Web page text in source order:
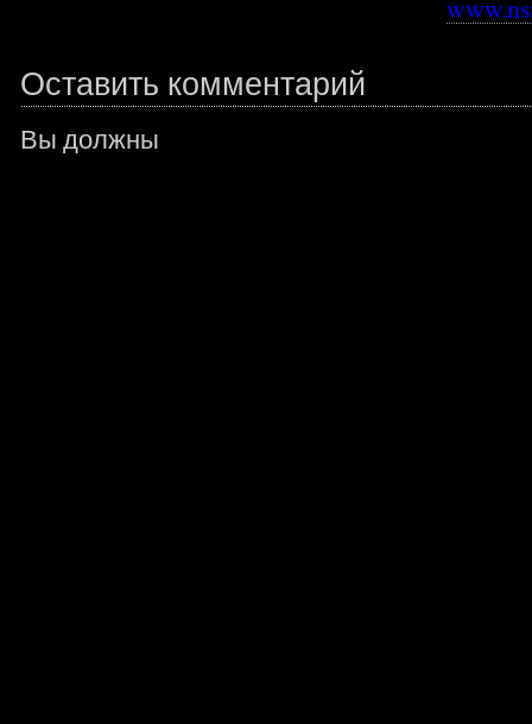
Оставить комментарий
Вы должны